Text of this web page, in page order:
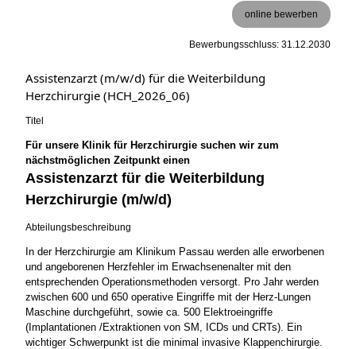
online bewerben
Bewerbungsschluss: 31.12.2030
Assistenzarzt (m/w/d) für die Weiterbildung
Herzchirurgie (HCH_2026_06)
Titel
Für unsere Klinik für Herzchirurgie suchen wir zum
nächstmöglichen Zeitpunkt einen
Assistenzarzt für die Weiterbildung
Herzchirurgie (m/w/d)
Abteilungsbeschreibung
In der Herzchirurgie am Klinikum Passau werden alle erworbenen
und angeborenen Herzfehler im Erwachsenenalter mit den
entsprechenden Operationsmethoden versorgt. Pro Jahr werden
zwischen 600 und 650 operative Eingriffe mit der Herz-Lungen
Maschine durchgeführt, sowie ca. 500 Elektroeingriffe
(Implantationen /Extraktionen von SM, ICDs und CRTs). Ein
wichtiger Schwerpunkt ist die minimal invasive Klappenchirurgie.